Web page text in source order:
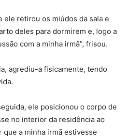
ele retirou os miúdos da sala e
deles para dormirem e, logo a
com a minha irmã”, frisou.
agrediu-a fisicamente, tendo
ele posicionou o corpo de
no interior da residência ao
que a minha irmã estivesse